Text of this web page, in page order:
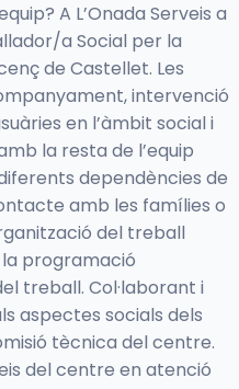
A L’Onada Serveis a
a Social per la
de Castellet. Les
intervenció
en l’àmbit social i
la resta de l’equip
dependències de
amb les famílies o
del treball
programació
treball. Col·laborant i
aspectes socials dels
tècnica del centre.
del centre en atenció